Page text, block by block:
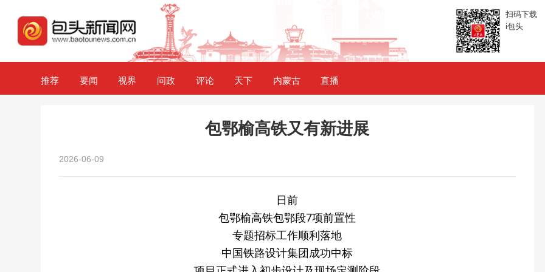
扫码下载
i包头
推荐 要闻 视界 问政 评论 天下 内蒙古 直播
包鄂榆高铁又有新进展
2026-06-09
日前
包鄂榆高铁包鄂段7项前置性
专题招标工作顺利落地
中国铁路设计集团成功中标